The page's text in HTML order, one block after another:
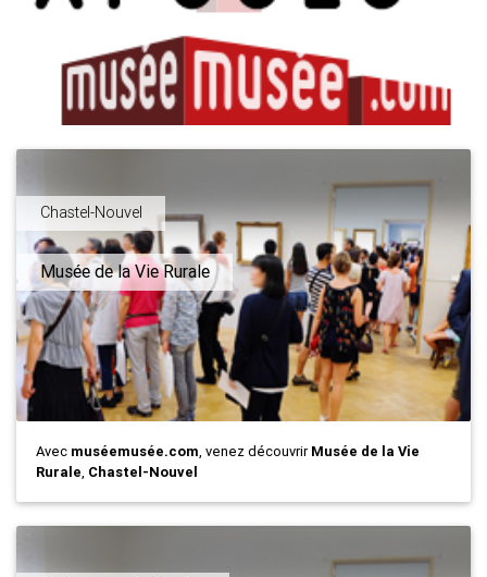
Chastel-Nouvel
Musée de la Vie Rurale
Avec muséemusée.com, venez découvrirMusée de la Vie
Rurale, Chastel-Nouvel